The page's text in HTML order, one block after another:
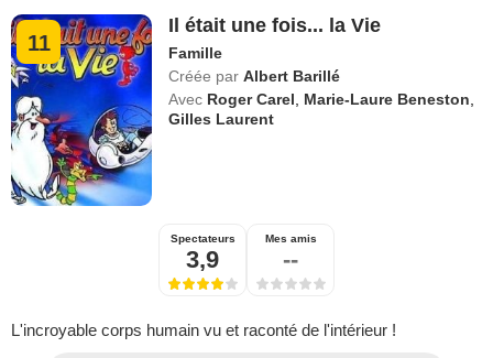
11
Il était une fois... la Vie
Famille
Créée par Albert Barillé
Avec Roger Carel, Marie-Laure Beneston,
Gilles Laurent
Spectateurs
3,9
Mes amis
--
L'incroyable corps humain vu et raconté de l'intérieur !